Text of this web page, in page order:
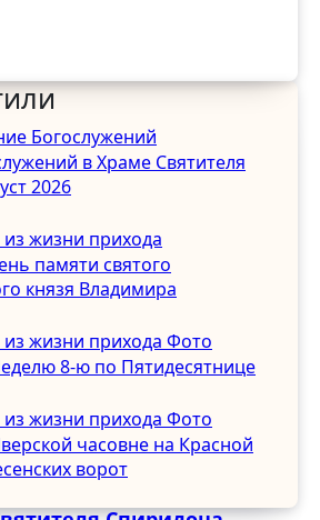
Богослужений
в Храме Святителя
2026
жизни прихода
памяти святого
князя Владимира
жизни прихода Фото
8-ю по Пятидесятнице
жизни прихода Фото
часовне на Красной
ворот